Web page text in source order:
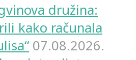
družina:
kako računala
07.08.2026.